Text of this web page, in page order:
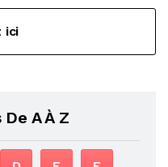
ici
A À Z